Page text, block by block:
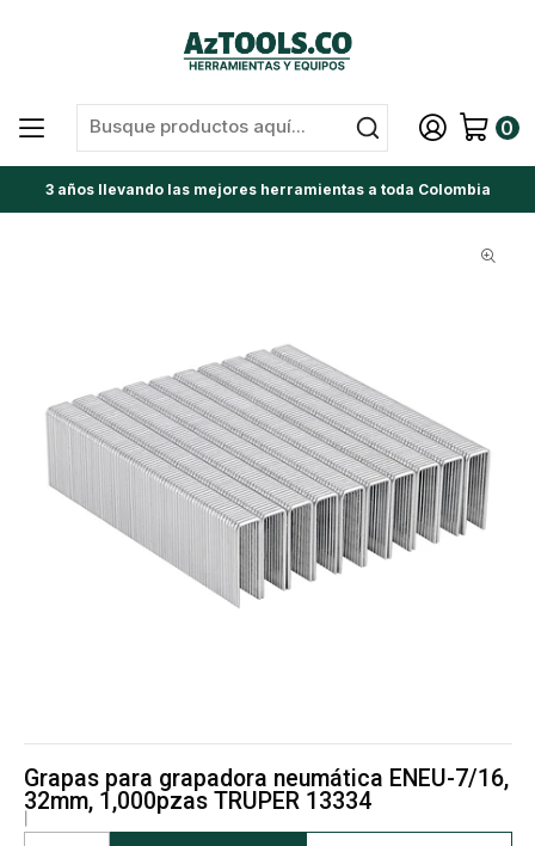
0
3 años llevando las mejores herramientas a toda Colombia
Grapas para grapadora neumática ENEU-7/16,
32mm, 1,000pzas TRUPER 13334